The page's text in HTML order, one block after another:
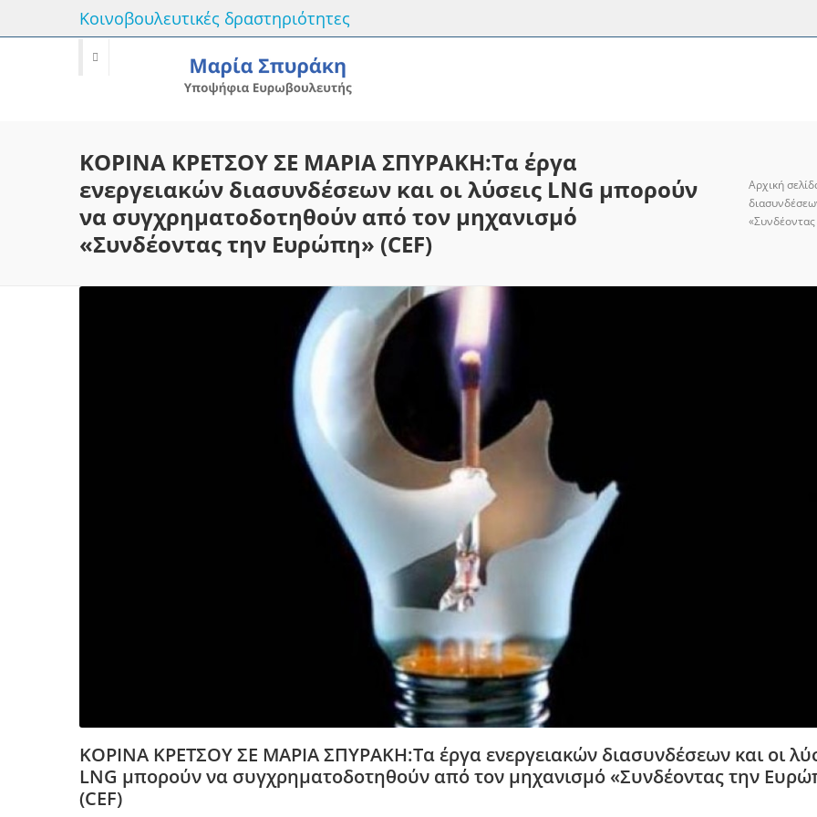
Κοινοβουλευτικές δραστηριότητες
ΚΟΡΙΝΑ ΚΡΕΤΣΟΥ ΣΕ ΜΑΡΙΑ ΣΠΥΡΑΚΗ:Τα έργα
ενεργειακών διασυνδέσεων και οι λύσεις LNG μπορούν
να συγχρηματοδοτηθούν από τον μηχανισμό
«Συνδέοντας την Ευρώπη» (CEF)
Αρχική
ΚΟΡΙΝΑ ΚΡΕΤΣΟΥ ΣΕ ΜΑΡΙΑ ΣΠΥΡΑΚΗ:Τα έργα ενεργειακών διασυνδέσεων και οι
LNG μπορούν να συγχρηματοδοτηθούν από τον μηχανισμό «Συνδέοντας την
(CEF)